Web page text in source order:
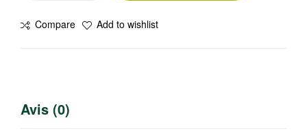
sensitive
Compare Add to wishlist
Avis (0)